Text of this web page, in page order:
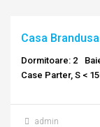
Casa Brandusa
Dormitoare: 2
Case Parter, S <
admin